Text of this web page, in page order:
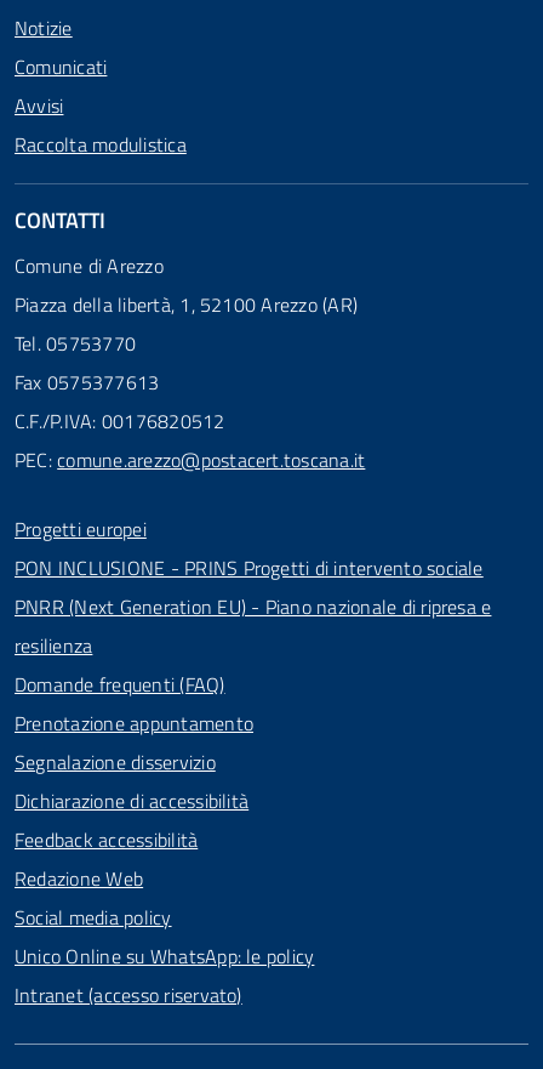
Notizie
Comunicati
Avvisi
Raccolta modulistica
CONTATTI
Comune di Arezzo
Piazza della libertà, 1, 52100 Arezzo (AR)
Tel. 05753770
Fax 0575377613
C.F./P.IVA: 00176820512
PEC:comune.arezzo@postacert.toscana.it
Progetti europei
PON INCLUSIONE - PRINS Progetti di intervento sociale
PNRR (Next Generation EU) - Piano nazionale di ripresa e
resilienza
Domande frequenti (FAQ)
Prenotazione appuntamento
Segnalazione disservizio
Dichiarazione di accessibilità
Feedback accessibilità
Redazione Web
Social media policy
Unico Online su WhatsApp: le policy
Intranet (accesso riservato)